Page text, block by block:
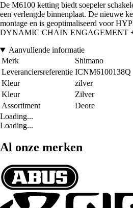
De M6100 ketting biedt soepeler
een verlengde binnenplaat. De nieuwe
montage en is geoptimaliseerd voor
DYNAMIC CHAIN ENGAGEMENT +
Aanvullende informatie
Merk
Shimano
Leveranciersreferentie ICNM6100138Q
Kleur
zilver
Kleur
Zilver
Assortiment
Deore
Loading...
Loading...
Al onze merken